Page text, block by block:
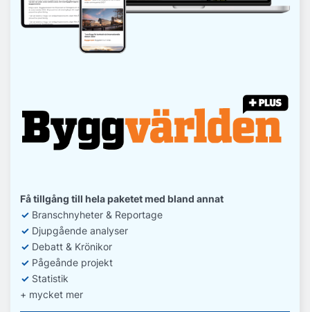
Få tillgång till hela paketet med bland annat
✓ Branschnyheter & Reportage
✓ Djupgående analyser
✓ Debatt & Krönikor
✓ Pågeånde projekt
✓ Statistik
+ mycket mer